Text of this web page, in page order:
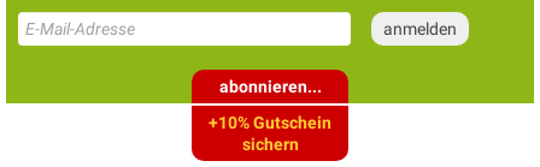
abonnieren...
+10% Gutschein
sichern